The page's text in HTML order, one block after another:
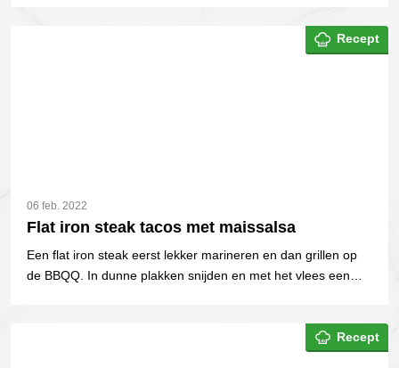
Recept
06 feb. 2022
Flat iron steak tacos met maissalsa
Een flat iron steak eerst lekker marineren en dan grillen op
de BBQQ. In dunne plakken snijden en met het vlees een
Recept